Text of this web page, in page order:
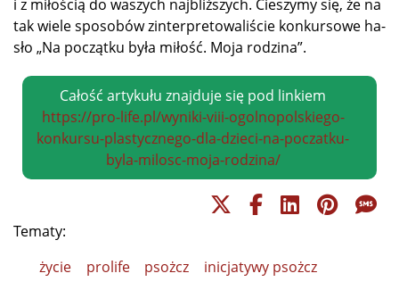
i z mi­ło­ścią do wa­szych naj­bliż­szych. Cie­szy­my się, że na
tak wie­le spo­so­bów zin­ter­pre­to­wa­li­ście kon­kur­so­we ha­
sło „Na po­cząt­ku by­ła mi­łość. Mo­ja rodzina”.
Całość artykułu znajduje się pod linkiem
https://pro-life.pl/wyniki-viii-ogolnopolskiego-
konkursu-plastycznego-dla-dzieci-na-poczatku-
byla-milosc-moja-rodzina/
Tematy:
życie
prolife psożcz inicjatywy psożcz